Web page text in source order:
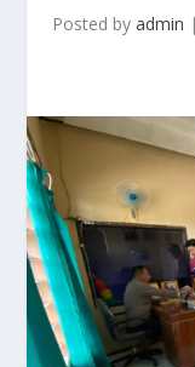
Posted by admin |